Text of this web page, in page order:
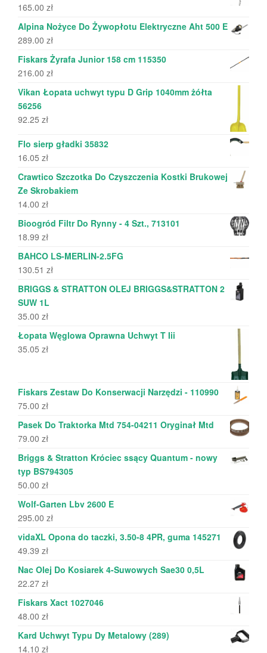
165.00 zł
Alpina Nożyce Do Żywopłotu Elektryczne Aht 500 E
289.00 zł
Fiskars Żyrafa Junior 158 cm 115350
216.00 zł
Vikan Łopata uchwyt typu D Grip 1040mm żółta
56256
92.25 zł
Flo sierp gładki 35832
16.05 zł
Crawtico Szczotka Do Czyszczenia Kostki Brukowej
Ze Skrobakiem
14.00 zł
Bioogród Filtr Do Rynny - 4 Szt., 713101
18.99 zł
BAHCO LS-MERLIN-2.5FG
130.51 zł
BRIGGS & STRATTON OLEJ BRIGGS&STRATTON 2
SUW 1L
35.00 zł
Łopata Węglowa Oprawna Uchwyt T Iii
35.05 zł
Fiskars Zestaw Do Konserwacji Narzędzi - 110990
75.00 zł
Pasek Do Traktorka Mtd 754-04211 Oryginał Mtd
79.00 zł
Briggs & Stratton Króciec ssący Quantum - nowy
typ BS794305
50.00 zł
Wolf-Garten Lbv 2600 E
295.00 zł
vidaXL Opona do taczki, 3.50-8 4PR, guma 145271
49.39 zł
Nac Olej Do Kosiarek 4-Suwowych Sae30 0,5L
22.27 zł
Fiskars Xact 1027046
48.00 zł
Kard Uchwyt Typu Dy Metalowy (289)
14.10 zł